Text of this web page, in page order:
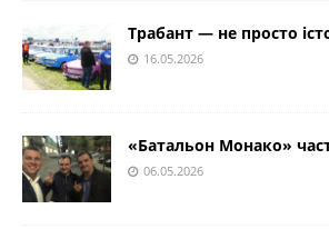
Трабант — не просто
16.05.2026
«Батальон Монако»
06.05.2026